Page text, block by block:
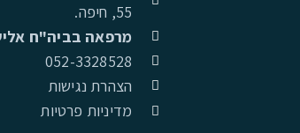
55, חיפה.
מרפאה בביה"ח
052-3328528
הצהרת נגישות
מדיניות פרטיות